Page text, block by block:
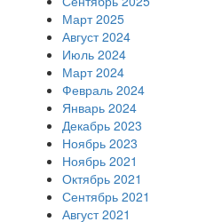
Март 2025
Август 2024
Июль 2024
Март 2024
Февраль 2024
Январь 2024
Декабрь 2023
Ноябрь 2023
Ноябрь 2021
Октябрь 2021
Сентябрь 2021
Август 2021